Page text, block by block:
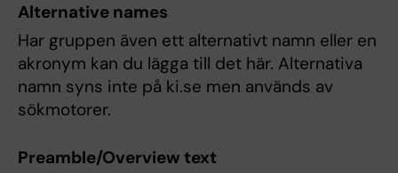
Alternative names
Har gruppen även ett alternativt namn eller en
akronym kan du lägga till det här. Alternativa
namn syns inte på ki.se men används av
sökmotorer.
Preamble/Overview text